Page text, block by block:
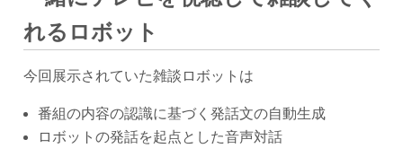
れるロボット
今回展示されていた雑談ロボットは
番組の内容の認識に基づく発話文の自動生成
ロボットの発話を起点とした音声対話